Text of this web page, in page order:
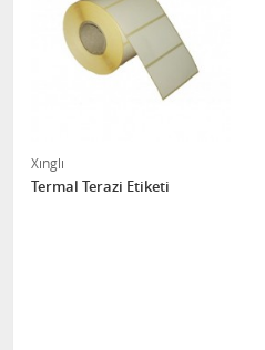
Xınglı
Termal Terazi Etiketi